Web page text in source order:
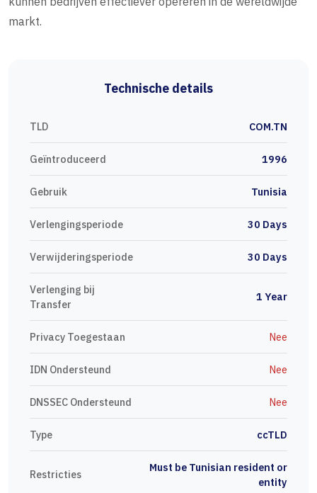
markt.
Technische details
TLD COM.TN
Geïntroduceerd 1996
Gebruik Tunisia
Verlengingsperiode 30 Days
Verwijderingsperiode 30 Days
Verlenging bij
Transfer
1 Year
Privacy Toegestaan Nee
IDN Ondersteund Nee
DNSSEC Ondersteund Nee
Type ccTLD
Restricties
Must be Tunisian resident or
entity